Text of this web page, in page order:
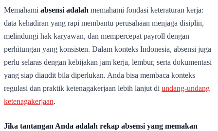
Memahami absensi adalah memahami fondasi keteraturan kerja:
data kehadiran yang rapi membantu perusahaan menjaga disiplin,
melindungi hak karyawan, dan mempercepat payroll dengan
perhitungan yang konsisten. Dalam konteks Indonesia, absensi juga
perlu selaras dengan kebijakan jam kerja, lembur, serta dokumentasi
yang siap diaudit bila diperlukan. Anda bisa membaca konteks
regulasi dan praktik ketenagakerjaan lebih lanjut di undang-undang
ketenagakerjaan.
Jika tantangan Anda adalah rekap absensi yang memakan